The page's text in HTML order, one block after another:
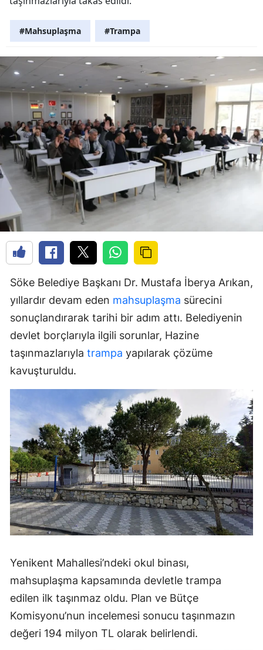
#Mahsuplaşma #Trampa
Söke Belediye Başkanı Dr. Mustafa İberya Arıkan,
yıllardır devam eden mahsuplaşma sürecini
sonuçlandırarak tarihi bir adım attı. Belediyenin
devlet borçlarıyla ilgili sorunlar, Hazine
taşınmazlarıyla trampa yapılarak çözüme
kavuşturuldu.
Yenikent Mahallesi’ndeki okul binası,
mahsuplaşma kapsamında devletle trampa
edilen ilk taşınmaz oldu. Plan ve Bütçe
Komisyonu’nun incelemesi sonucu taşınmazın
değeri 194 milyon TL olarak belirlendi.